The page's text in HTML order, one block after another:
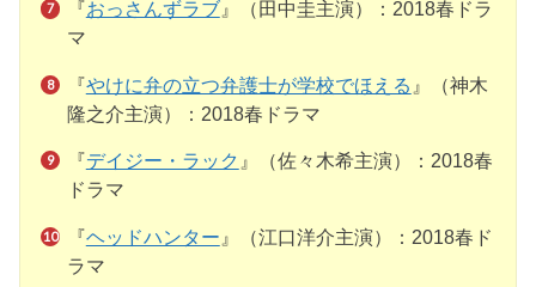
『おっさんずラブ』（田中圭主演）：2018春ドラ
マ
『やけに弁の立つ弁護士が学校でほえる 』（神木
隆之介主演）：2018春ドラマ
『デイジー・ラック 』（佐々木希主演）：2018春
ドラマ
『ヘッドハンター 』（江口洋介主演）：2018春ド
ラマ